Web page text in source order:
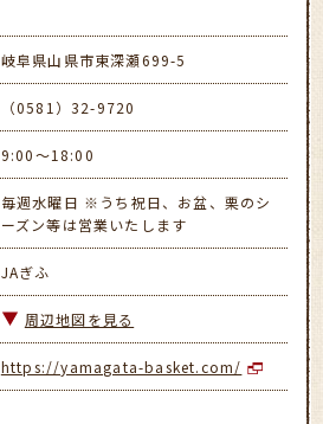
岐阜県山県市東深瀬699-5
（0581）32-9720
9:00～18:00
毎週水曜日 ※うち祝日、お盆、栗のシ
ーズン等は営業いたします
JAぎふ
周辺地図を見る
https://yamagata-basket.com/